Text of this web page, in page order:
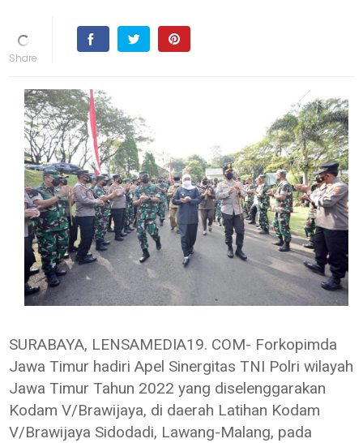
SURABAYA, LENSAMEDIA19. COM- Forkopimda
Jawa Timur hadiri Apel Sinergitas TNI Polri wilayah
Jawa Timur Tahun 2022 yang diselenggarakan
Kodam V/Brawijaya, di daerah Latihan Kodam
V/Brawijaya Sidodadi, Lawang-Malang, pada